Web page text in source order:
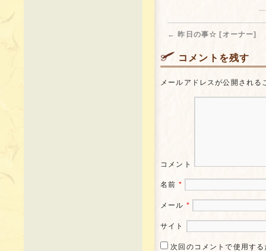
← 昨日の事☆ [オーナー]
コメントを残す
メールアドレスが公開される
コメント
名前 *
メール *
サイト
次回のコメントで使用す